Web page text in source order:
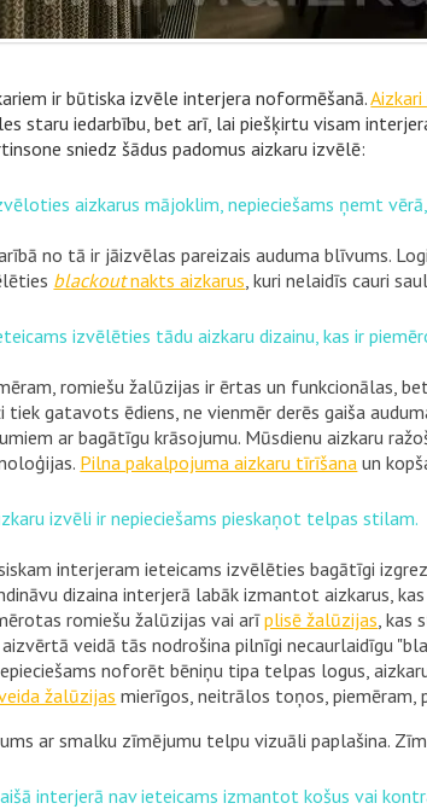
ir būtiska izvēle interjera noformēšanā.
staru iedarbību, bet arī, lai piešķirtu visam
sniedz šādus padomus aizkaru izvēlē:
aizkarus mājoklim, nepieciešams ņemt
no tā ir jāizvēlas pareizais auduma blīvums.
blackoutnakts aizkarus , kuri nelaidīs cauri
izvēlēties tādu aizkaru dizainu, kas ir
romiešu žalūzijas ir ērtas un funkcionālas,
tiek gatavots ēdiens, ne vienmēr derēs gaiša
ar bagātīgu krāsojumu. Mūsdienu aizkaru
Pilna pakalpojuma aizkaru tīrīšana un
izvēli ir nepieciešams pieskaņot telpas stilam.
interjeram ieteicams izvēlēties bagātīgi
dizaina interjerā labāk izmantot aizkarus,
romiešu žalūzijas vai arīplisē žalūzijas ,
veidā tās nodrošina pilnīgi necaurlaidīgu
noforēt bēniņu tipa telpas logus,
žalūzijas mierīgos, neitrālos toņos, piemēram,
ar smalku zīmējumu telpu vizuāli paplašina.
interjerā nav ieteicams izmantot košus vai